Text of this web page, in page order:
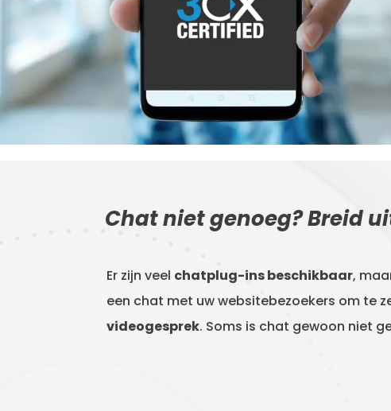
Chat niet genoeg? Breid
Er zijn veel chatplug-ins beschikbaar,
een chat met uw websitebezoekers om te
videogesprek. Soms is chat gewoon niet